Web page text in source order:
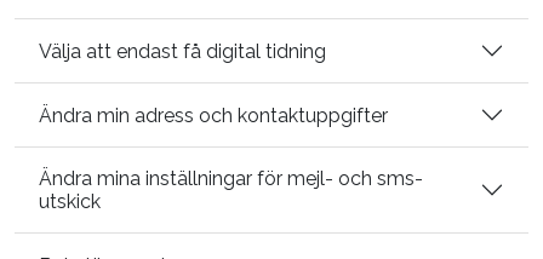
Välja att endast få digital tidning
Ändra min adress och kontaktuppgifter
Ändra mina inställningar för mejl- och sms-
utskick